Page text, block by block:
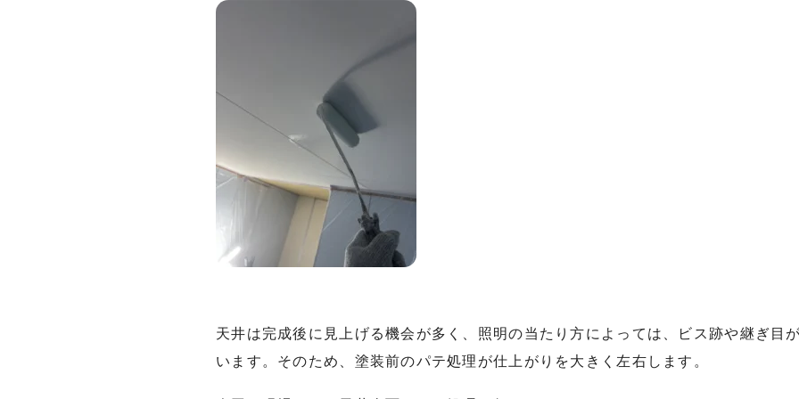
天井は完成後に見上げる機会が多く、照明の当たり方によっては、ビス跡や継ぎ目
います。そのため、塗装前のパテ処理が仕上がりを大きく左右します。